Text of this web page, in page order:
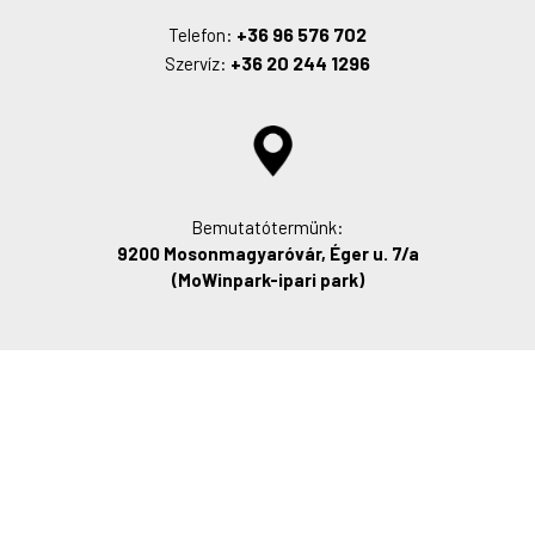
Telefon: +36 96 576 702
Szervíz: +36 20 244 1296
Bemutatótermünk:
9200 Mosonmagyaróvár, Éger u. 7/a
(MoWinpark-ipari park)